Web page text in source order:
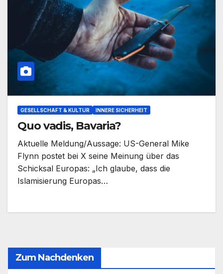
GESELLSCHAFT & KULTUR INNERE SICHERHEIT
Quo vadis, Bavaria?
Aktuelle Meldung/Aussage: US-General Mike
Flynn postet bei X seine Meinung über das
Schicksal Europas: „Ich glaube, dass die
Islamisierung Europas…
Zum Nachdenken